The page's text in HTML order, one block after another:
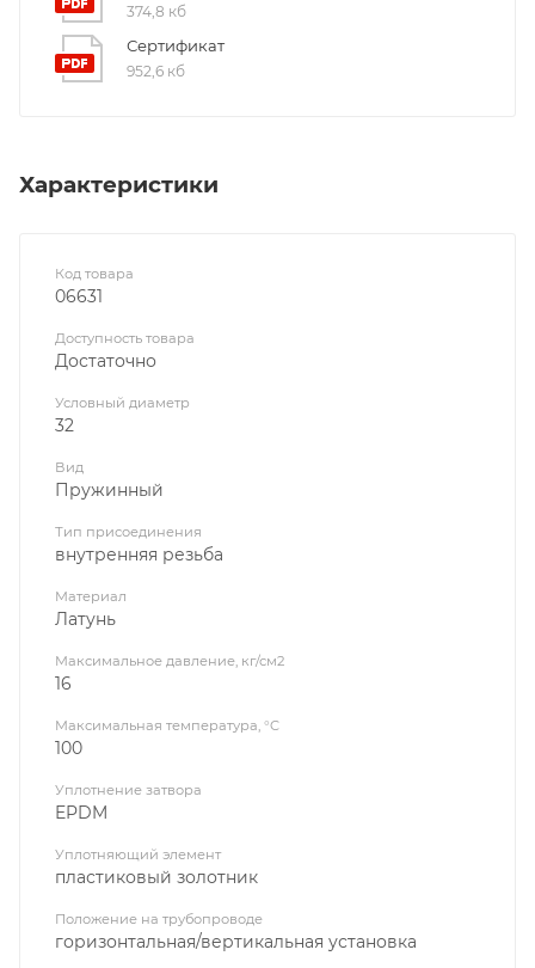
374,8 кб
Сертификат
952,6 кб
Характеристики
Код товара
06631
Доступность товара
Достаточно
Условный диаметр
32
Вид
Пружинный
Тип присоединения
внутренняя резьба
Материал
Латунь
Максимальное давление, кг/см2
16
Максимальная температура, °C
100
Уплотнение затвора
EPDM
Уплотняющий элемент
пластиковый золотник
Положение на трубопроводе
горизонтальная/вертикальная установка